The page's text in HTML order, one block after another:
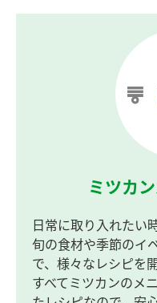
ミツカ
日常に取り入れたい
旬の食材や季節のイ
で、様々なレシピを
すべてミツカンのメ